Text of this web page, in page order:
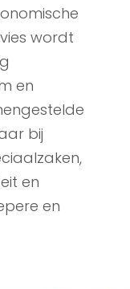
wordt
en
bij
en
en